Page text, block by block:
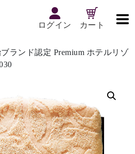
ログイン カート
ランド認定 Premium ホテルリゾ